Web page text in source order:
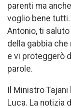
parenti ma
voglio bene
Antonio, ti saluto
della gabbia che
e vi proteggerò
parole.
Il Ministro
Luca. La notizia